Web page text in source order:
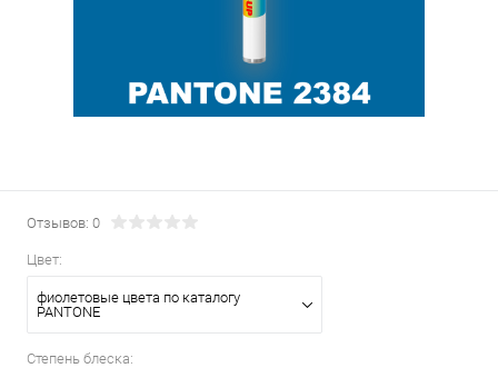
Отзывов: 0
Цвет:
фиолетовые цвета по каталогу
PANTONE
Степень блеска: